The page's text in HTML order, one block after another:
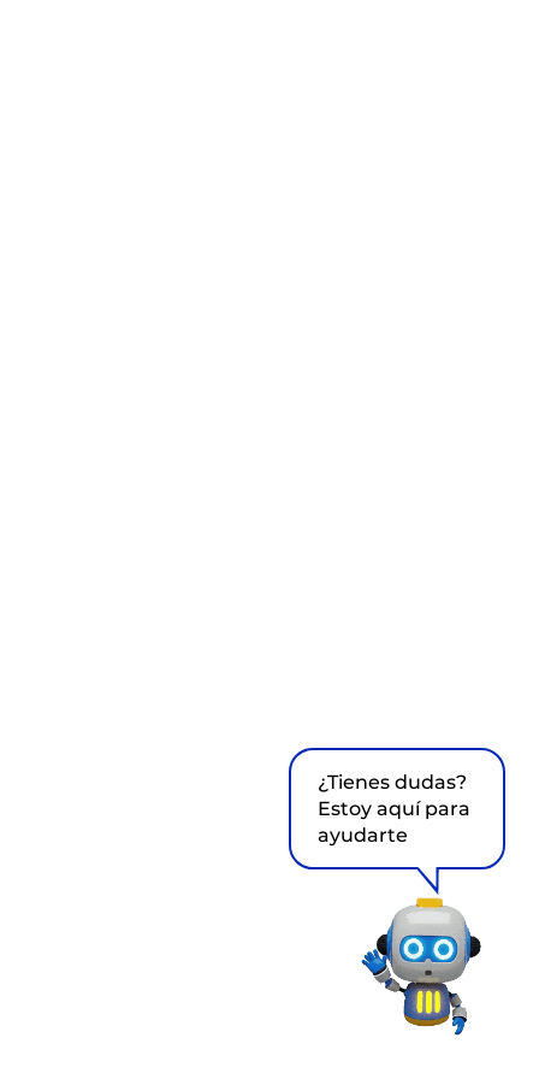
¿Tienes dudas?
Estoy aquí para
ayudarte